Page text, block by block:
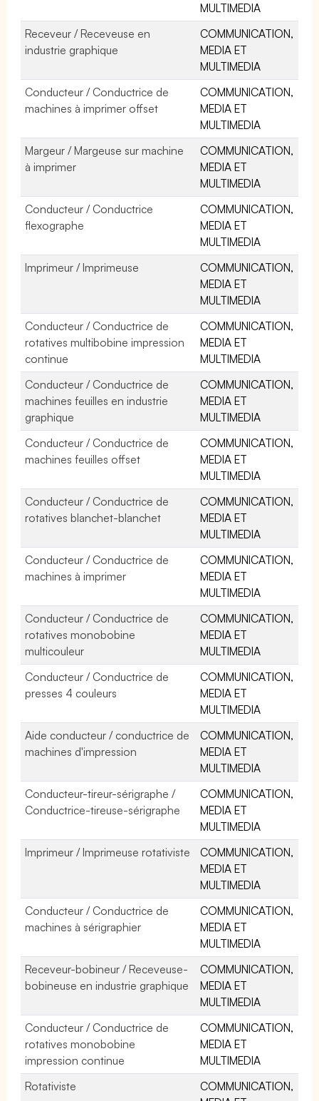
MULTIMEDIA
Receveur / Receveuse en
industrie graphique
COMMUNICATION,
MEDIA ET
MULTIMEDIA
Conducteur / Conductrice de
machines à imprimer offset
COMMUNICATION,
MEDIA ET
MULTIMEDIA
Margeur / Margeuse sur machine
à imprimer
COMMUNICATION,
MEDIA ET
MULTIMEDIA
Conducteur / Conductrice
flexographe
COMMUNICATION,
MEDIA ET
MULTIMEDIA
Imprimeur / Imprimeuse
COMMUNICATION,
MEDIA ET
MULTIMEDIA
Conducteur / Conductrice de
rotatives multibobine impression
continue
COMMUNICATION,
MEDIA ET
MULTIMEDIA
Conducteur / Conductrice de
machines feuilles en industrie
graphique
COMMUNICATION,
MEDIA ET
MULTIMEDIA
Conducteur / Conductrice de
machines feuilles offset
COMMUNICATION,
MEDIA ET
MULTIMEDIA
Conducteur / Conductrice de
rotatives blanchet-blanchet
COMMUNICATION,
MEDIA ET
MULTIMEDIA
Conducteur / Conductrice de
machines à imprimer
COMMUNICATION,
MEDIA ET
MULTIMEDIA
Conducteur / Conductrice de
rotatives monobobine
multicouleur
COMMUNICATION,
MEDIA ET
MULTIMEDIA
Conducteur / Conductrice de
presses 4 couleurs
COMMUNICATION,
MEDIA ET
MULTIMEDIA
Aide conducteur / conductrice de
machines d'impression
COMMUNICATION,
MEDIA ET
MULTIMEDIA
Conducteur-tireur-sérigraphe /
Conductrice-tireuse-sérigraphe
COMMUNICATION,
MEDIA ET
MULTIMEDIA
Imprimeur / Imprimeuse rotativiste
COMMUNICATION,
MEDIA ET
MULTIMEDIA
Conducteur / Conductrice de
machines à sérigraphier
COMMUNICATION,
MEDIA ET
MULTIMEDIA
Receveur-bobineur / Receveuse-
bobineuse en industrie graphique
COMMUNICATION,
MEDIA ET
MULTIMEDIA
Conducteur / Conductrice de
rotatives monobobine
impression continue
COMMUNICATION,
MEDIA ET
MULTIMEDIA
Rotativiste
COMMUNICATION,